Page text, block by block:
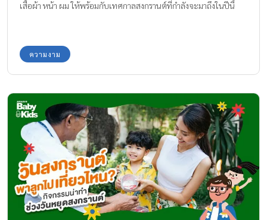
เสื้อผ้า หน้า ผม ให้พร้อมกับเทศกาลสงกรานต์ที่กำลังจะมาถึงในปีนี้
ความงาม